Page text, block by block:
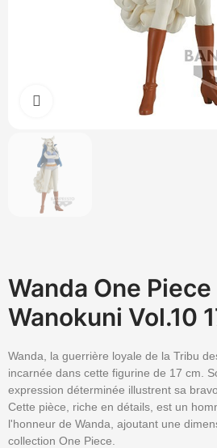
Cliquez pour agrandir
Wanda One
Wanokuni Vol.10
Wanda, la guerrière loyale de la Tribu
incarnée dans cette figurine de 17 cm.
expression déterminée illustrent sa
Cette pièce, riche en détails, est un
l'honneur de Wanda, ajoutant une
collection One Piece.